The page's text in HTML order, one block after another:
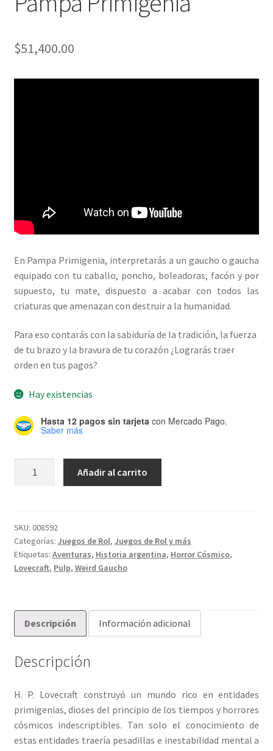
$51,400.00
En Pampa Primigenia, interpretarás a un gaucho o gaucha
equipado con tu caballo, poncho, boleadoras, facón y por
supuesto, tu mate, dispuesto a acabar con todos las
criaturas que amenazan con destruir a la humanidad.
Para eso contarás con la sabiduría de la tradición, la fuerza
de tu brazo y la bravura de tu corazón ¿Lograrás traer
orden en tus pagos?
Hay existencias
Hasta 12 pagos sin tarjeta con Mercado Pago.
Saber más
Añadir al carrito
SKU: 008592
Categorías: Juegos de Rol, Juegos de Rol y más
Etiquetas: Aventuras, Historia argentina, Horror Cósmico,
Lovecraft, Pulp, Weird Gaucho
Descripción Información adicional
Descripción
H. P. Lovecraft construyó un mundo rico en entidades
primigenias, dioses del principio de los tiempos y horrores
cósmicos indescriptibles. Tan solo el conocimiento de
estas entidades traería pesadillas e inestabilidad mental a